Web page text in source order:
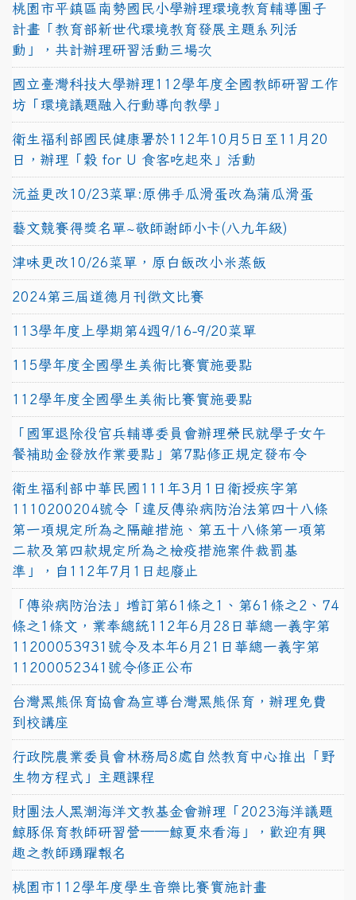
桃園市平鎮區南勢國民小學辦理環境教育輔導團子
計畫「教育部新世代環境教育發展主題系列活
動」，共計辦理研習活動三場次
國立臺灣科技大學辦理112學年度全國教師研習工作
坊「環境議題融入行動導向教學」
衛生福利部國民健康署於112年10月5日至11月20
日，辦理「穀 for U 食客吃起來」活動
沅益更改10/23菜單:原佛手瓜滑蛋改為蒲瓜滑蛋
藝文競賽得獎名單~敬師謝師小卡(八九年級)
津味更改10/26菜單，原白飯改小米蒸飯
2024第三屆道德月刊徵文比賽
113學年度上學期第4週9/16-9/20菜單
115學年度全國學生美術比賽實施要點
112學年度全國學生美術比賽實施要點
「國軍退除役官兵輔導委員會辦理榮民就學子女午
餐補助金發放作業要點」第7點修正規定發布令
衛生福利部中華民國111年3月1日衛授疾字第
1110200204號令「違反傳染病防治法第四十八條
第一項規定所為之隔離措施、第五十八條第一項第
二款及第四款規定所為之檢疫措施案件裁罰基
準」，自112年7月1日起廢止
「傳染病防治法」增訂第61條之1、第61條之2、74
條之1條文，業奉總統112年6月28日華總一義字第
11200053931號令及本年6月21日華總一義字第
11200052341號令修正公布
台灣黑熊保育協會為宣導台灣黑熊保育，辦理免費
到校講座
行政院農業委員會林務局8處自然教育中心推出「野
生物方程式」主題課程
財團法人黑潮海洋文教基金會辦理「2023海洋議題
鯨豚保育教師研習營──鯨夏來看海」，歡迎有興
趣之教師踴躍報名
桃園市112學年度學生音樂比賽實施計畫